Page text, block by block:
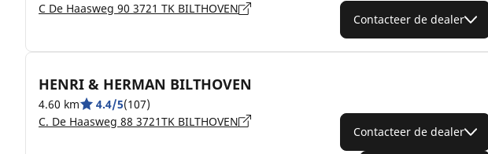
C De Haasweg 90 3721 TK BILTHOVEN
Contacteer de dealer
HENRI & HERMAN BILTHOVEN
4.60 km 4.4/5(107)
C. De Haasweg 88 3721TK BILTHOVEN
Contacteer de dealer